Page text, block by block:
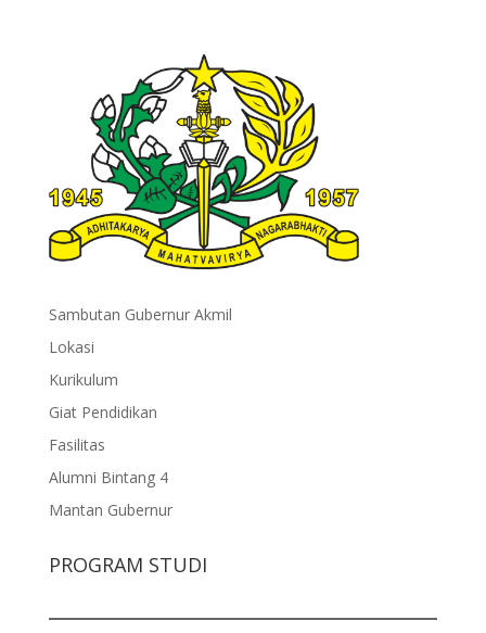
Sambutan Gubernur Akmil
Lokasi
Kurikulum
Giat Pendidikan
Fasilitas
Alumni Bintang 4
Mantan Gubernur
PROGRAM STUDI